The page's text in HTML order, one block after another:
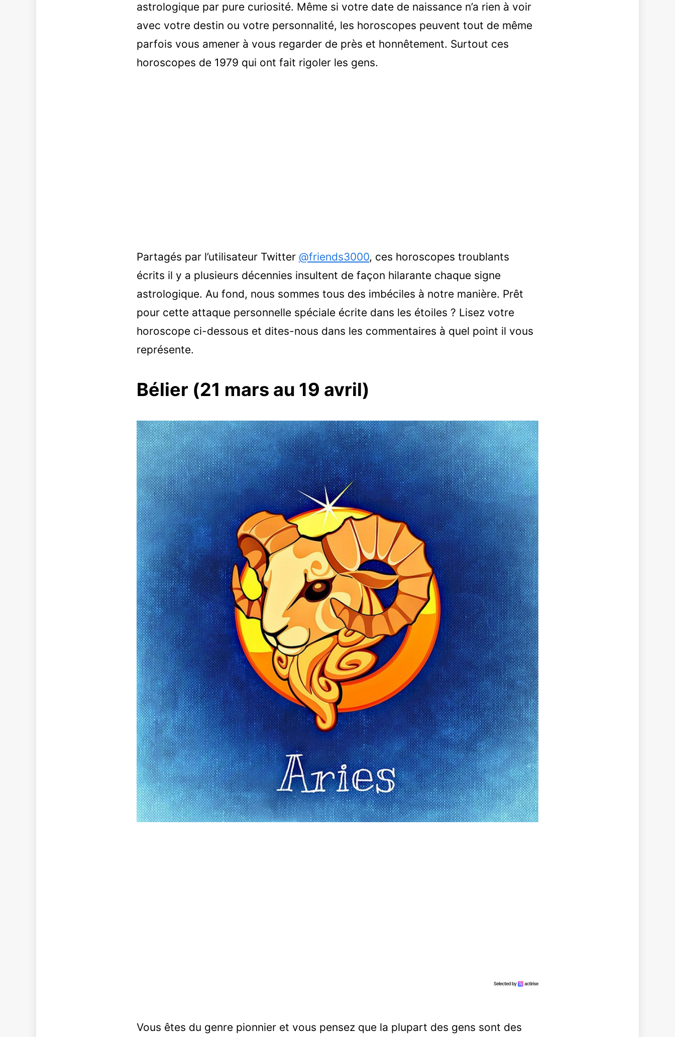
astrologique par pure curiosité. Même si votre date de naissance n’a rien à voir
avec votre destin ou votre personnalité, les horoscopes peuvent tout de même
parfois vous amener à vous regarder de près et honnêtement. Surtout ces
horoscopes de 1979 qui ont fait rigoler les gens.
Partagés par l’utilisateur Twitter @friends3000, ces horoscopes troublants
écrits il y a plusieurs décennies insultent de façon hilarante chaque signe
astrologique. Au fond, nous sommes tous des imbéciles à notre manière. Prêt
pour cette attaque personnelle spéciale écrite dans les étoiles ? Lisez votre
horoscope ci-dessous et dites-nous dans les commentaires à quel point il vous
représente.
Bélier (21 mars au 19 avril)
Vous êtes du genre pionnier et vous pensez que la plupart des gens sont des